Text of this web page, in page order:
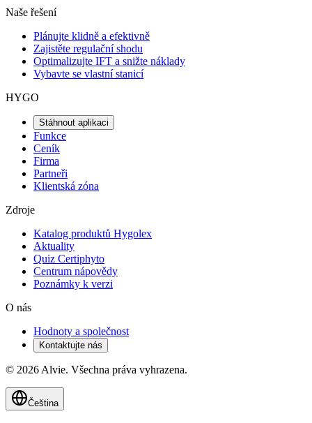
Naše řešení
Plánujte klidně a efektivně
Zajistěte regulační shodu
Optimalizujte IFT a snižte náklady
Vybavte se vlastní stanicí
HYGO
Stáhnout aplikaci
Funkce
Ceník
Firma
Partneři
Klientská zóna
Zdroje
Katalog produktů Hygolex
Aktuality
Quiz Certiphyto
Centrum nápovědy
Poznámky k verzi
O nás
Hodnoty a společnost
Kontaktujte nás
© 2026 Alvie. Všechna práva vyhrazena.
Čeština